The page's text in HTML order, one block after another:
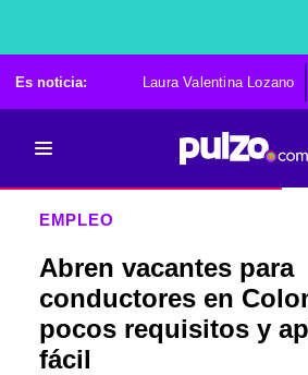
Es noticia: Laura Valentina Lozano
EMPLEO
Abren vacantes para
conductores en
pocos requisitos y
fácil